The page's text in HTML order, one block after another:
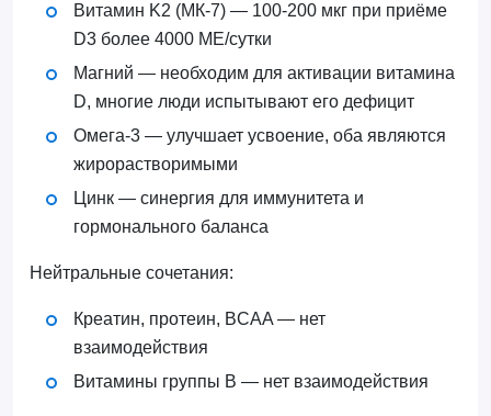
Витамин K2 (МК-7) — 100-200 мкг при приёме
D3 более 4000 МЕ/сутки
Магний — необходим для активации витамина
D, многие люди испытывают его дефицит
Омега-3 — улучшает усвоение, оба являются
жирорастворимыми
Цинк — синергия для иммунитета и
гормонального баланса
Нейтральные сочетания:
Креатин, протеин, BCAA — нет
взаимодействия
Витамины группы B — нет взаимодействия